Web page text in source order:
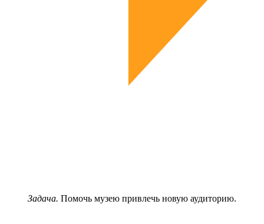
Задача. Помочь музею привлечь новую аудиторию.